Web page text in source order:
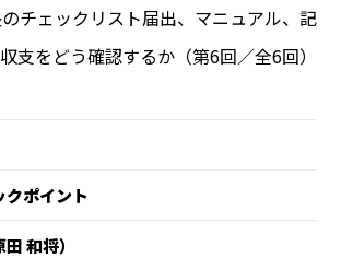
チェックリスト――届出、マニュアル、記
支をどう確認するか（第6回／全6回）
ポイント
和将）